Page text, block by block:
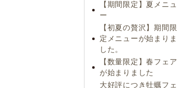
【期間限定】夏メニュ
ー
【初夏の贅沢】期間限
定メニューが始まりま
した。
【数量限定】春フェア
が始まりました
大好評につき牡蠣フェ